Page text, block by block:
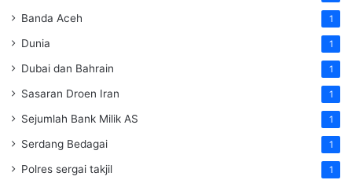
Banda Aceh 1
Dunia 1
Dubai dan Bahrain 1
Sasaran Droen Iran 1
Sejumlah Bank Milik AS 1
Serdang Bedagai 1
Polres sergai takjil 1